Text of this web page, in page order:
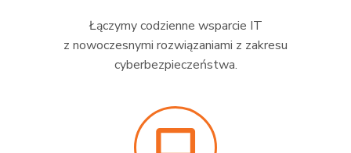
Łączymy codzienne wsparcie IT
z nowoczesnymi rozwiązaniami z zakresu
cyberbezpieczeństwa.